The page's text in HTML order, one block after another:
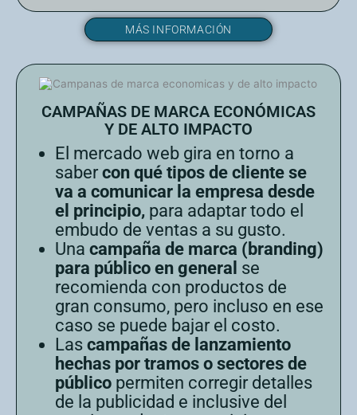
MÁS INFORMACIÓN
CAMPAÑAS DE MARCA ECONÓMICAS
Y DE ALTO IMPACTO
El mercado web gira en torno a
saber con qué tipos de cliente se
va a comunicar la empresa desde
el principio, para adaptar todo el
embudo de ventas a su gusto.
Una campaña de marca (branding)
para público en general se
recomienda con productos de
gran consumo, pero incluso en ese
caso se puede bajar el costo.
Las campañas de lanzamiento
hechas por tramos o sectores de
público permiten corregir detalles
de la publicidad e inclusive del